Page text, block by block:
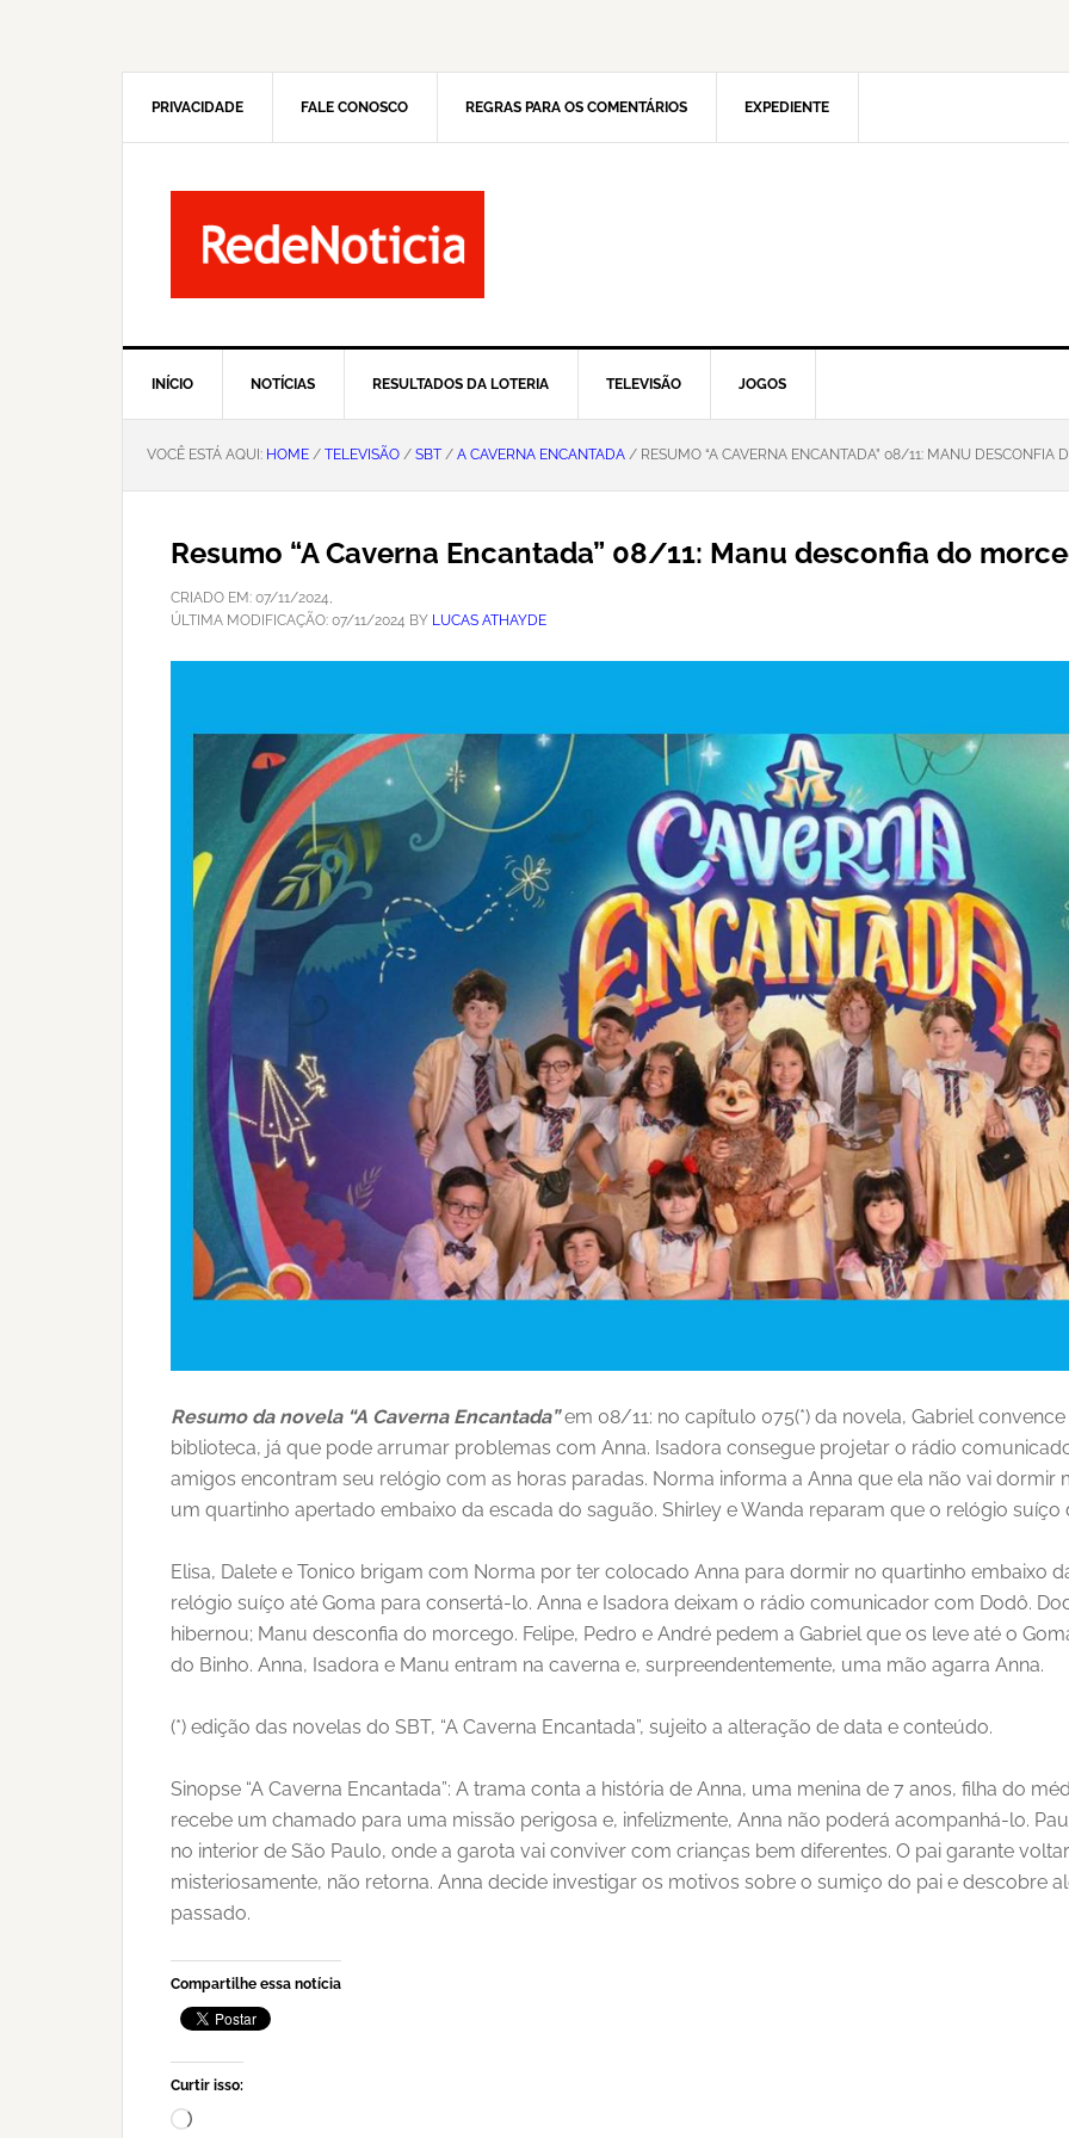
PRIVACIDADE FALE CONOSCO REGRAS PARA OS COMENTÁRIOS EXPEDIENTE
INÍCIO NOTÍCIAS RESULTADOS DA LOTERIA TELEVISÃO JOGOS
VOCÊ ESTÁ AQUI: HOME / TELEVISÃO / SBT / A CAVERNA ENCANTADA / RESUMO “A CAVERNA ENCANTADA” 08/11: MANU DESCONFIA
Resumo “A Caverna Encantada” 08/11: Manu desconfia do
CRIADO EM: 07/11/2024,
ÚLTIMA MODIFICAÇÃO: 07/11/2024 BY LUCAS ATHAYDE
Resumo da novela “A Caverna Encantada”em 08/11: no capítulo 075(*) da novela, Gabriel
biblioteca, já que pode arrumar problemas com Anna. Isadora consegue projetar o rádio
amigos encontram seu relógio com as horas paradas. Norma informa a Anna que ela não vai dormir
um quartinho apertado embaixo da escada do saguão. Shirley e Wanda reparam que o relógio
Elisa, Dalete e Tonico brigam com Norma por ter colocado Anna para dormir no quartinho embaixo
relógio suíço até Goma para consertá-lo. Anna e Isadora deixam o rádio comunicador com Dodô.
hibernou; Manu desconfia do morcego. Felipe, Pedro e André pedem a Gabriel que os leve até o
do Binho. Anna, Isadora e Manu entram na caverna e, surpreendentemente, uma mão agarra Anna.
(*) edição das novelas do SBT, “A Caverna Encantada”, sujeito a alteração de data e conteúdo.
Sinopse “A Caverna Encantada”: A trama conta a história de Anna, uma menina de 7 anos, filha do
recebe um chamado para uma missão perigosa e, infelizmente, Anna não poderá acompanhá-lo.
no interior de São Paulo, onde a garota vai conviver com crianças bem diferentes. O pai garante
misteriosamente, não retorna. Anna decide investigar os motivos sobre o sumiço do pai e descobre
passado.
Compartilhe essa notícia
Curtir isso:
Carregando...